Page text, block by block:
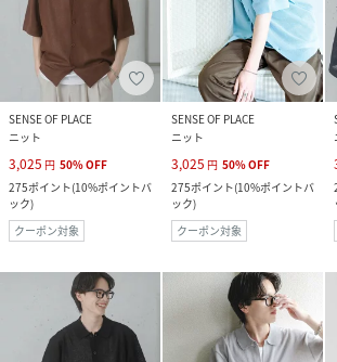
SENSE OF PLACE
ニット
3,025 円 50%OFF
275ポイント(10%ポイントバ
ック)
クーポン対象
SENSE OF PLACE
ニット
3,025 円 50%OFF
275ポイント(10%ポイントバ
ック)
クーポン対象